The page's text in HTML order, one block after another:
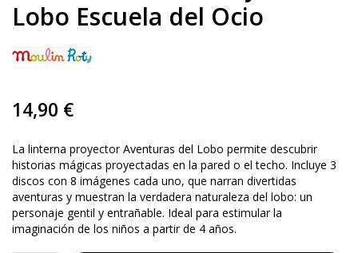
Lobo Escuela del Ocio
14,90 €
La linterna proyector Aventuras del Lobo permite descubrir
historias mágicas proyectadas en la pared o el techo. Incluye 3
discos con 8 imágenes cada uno, que narran divertidas
aventuras y muestran la verdadera naturaleza del lobo: un
personaje gentil y entrañable. Ideal para estimular la
imaginación de los niños a partir de 4 años.